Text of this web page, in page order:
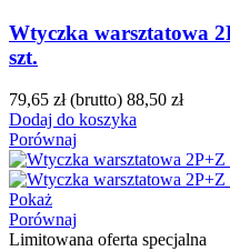
Wtyczka warsztatowa
szt.
79,65 zł (brutto) 88,50 zł
Dodaj do koszyka
Porównaj
Pokaż
Porównaj
Limitowana oferta specjalna